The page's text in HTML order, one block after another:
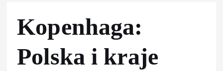
Kopenhaga:
Polska i kraje